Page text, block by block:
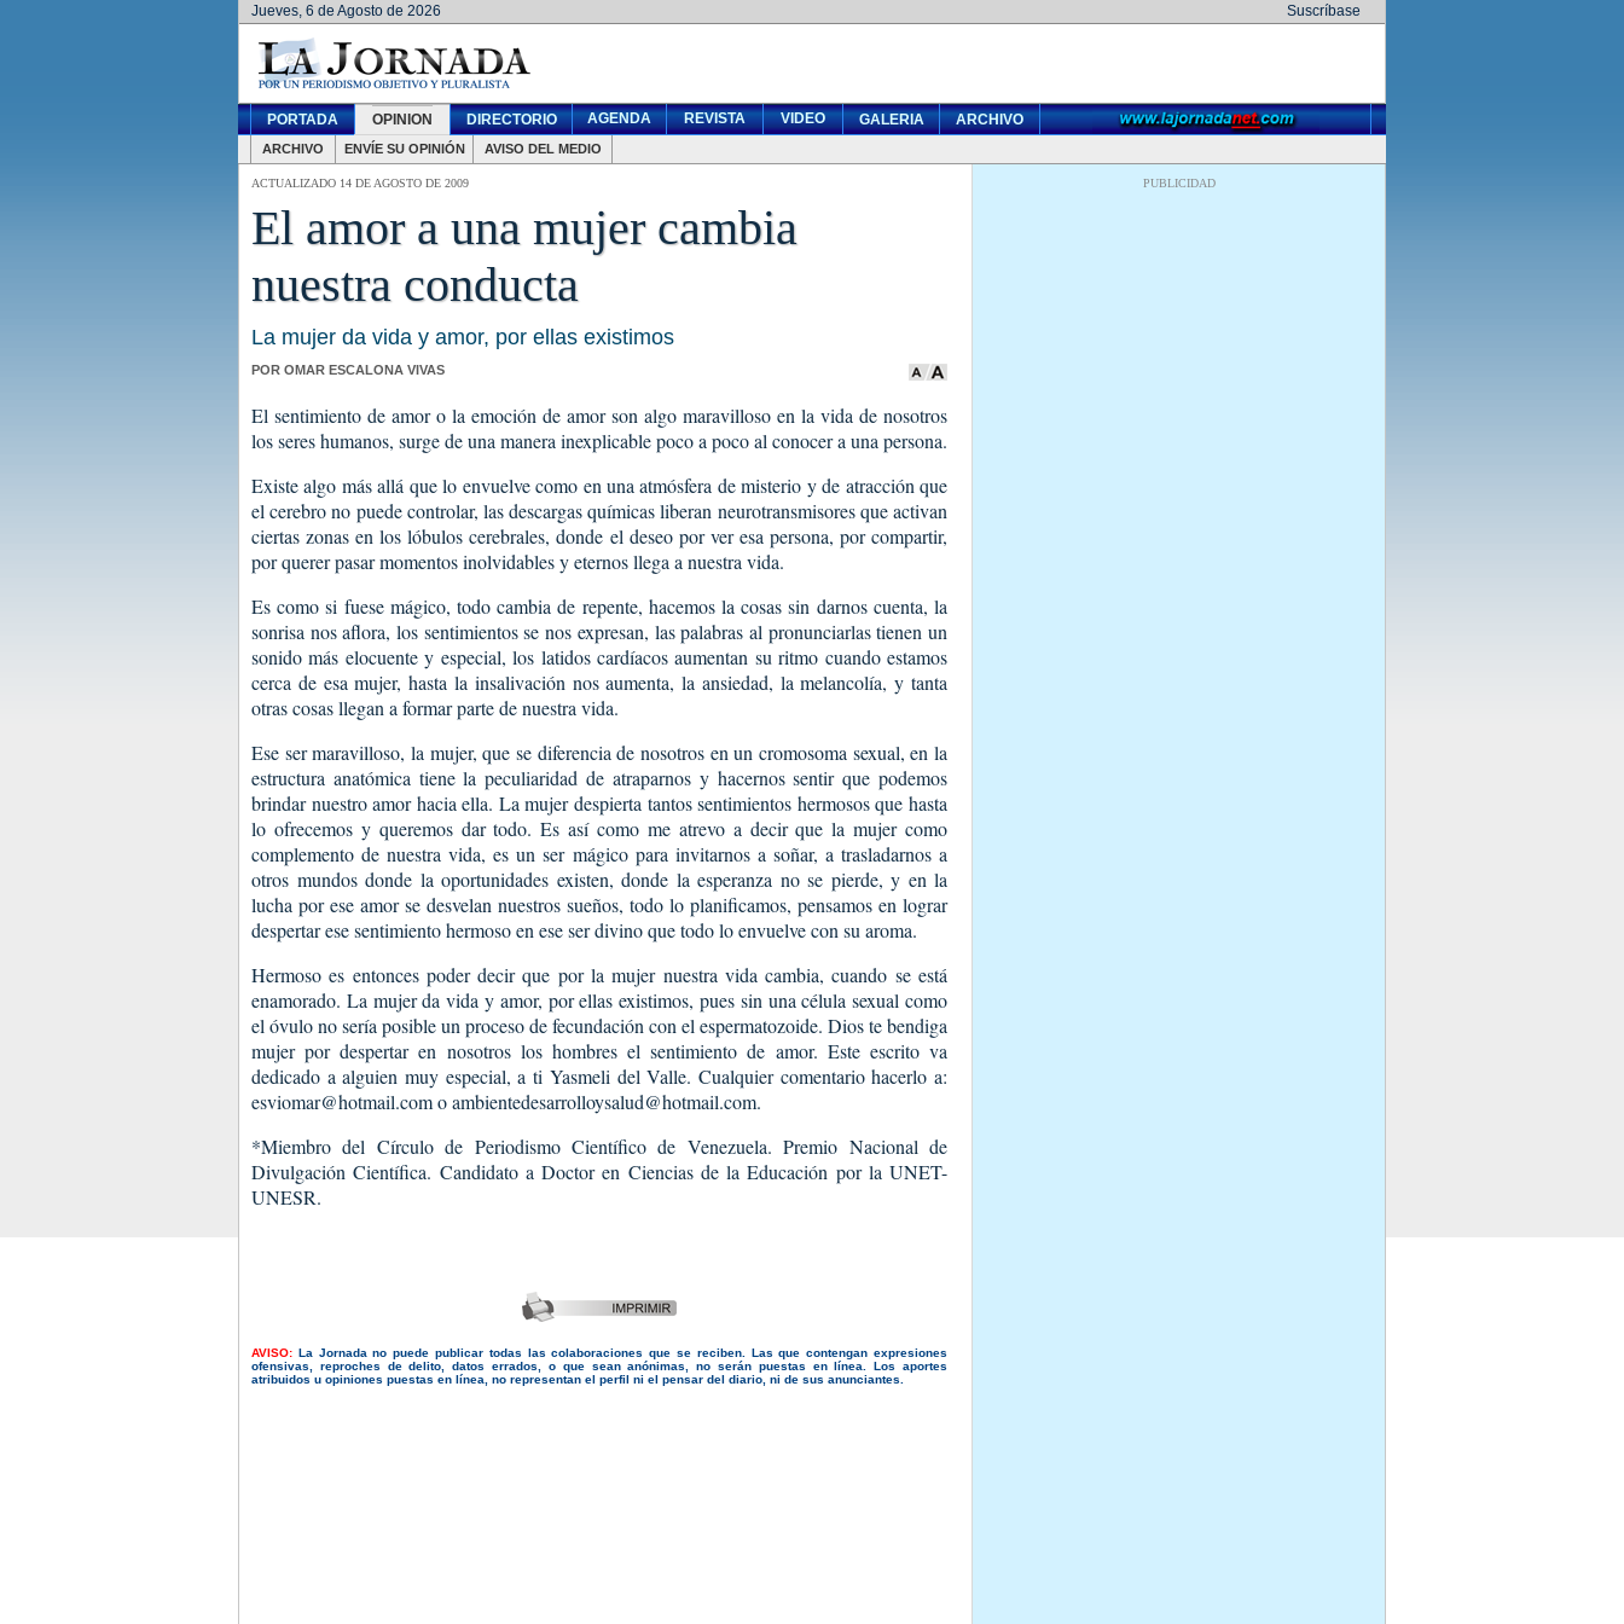
Jueves, 6 de Agosto de 2026 Suscríbase
PORTADA OPINION DIRECTORIO AGENDA REVISTA VIDEO GALERIA ARCHIVO
ARCHIVO ENVÍE SU OPINIÓN AVISO DEL MEDIO
PUBLICIDAD
ACTUALIZADO 14 DE AGOSTO DE 2009
El amor a una mujer cambia
nuestra conducta
La mujer da vida y amor, por ellas existimos
POR OMAR ESCALONA VIVAS
El sentimiento de amor o la emoción de amor son algo maravilloso en la vida de nosotros
los seres humanos, surge de una manera inexplicable poco a poco al conocer a una persona.
Existe algo más allá que lo envuelve como en una atmósfera de misterio y de atracción que
el cerebro no puede controlar, las descargas químicas liberan neurotransmisores que activan
ciertas zonas en los lóbulos cerebrales, donde el deseo por ver esa persona, por compartir,
por querer pasar momentos inolvidables y eternos llega a nuestra vida.
Es como si fuese mágico, todo cambia de repente, hacemos la cosas sin darnos cuenta, la
sonrisa nos aflora, los sentimientos se nos expresan, las palabras al pronunciarlas tienen un
sonido más elocuente y especial, los latidos cardíacos aumentan su ritmo cuando estamos
cerca de esa mujer, hasta la insalivación nos aumenta, la ansiedad, la melancolía, y tanta
otras cosas llegan a formar parte de nuestra vida.
Ese ser maravilloso, la mujer, que se diferencia de nosotros en un cromosoma sexual, en la
estructura anatómica tiene la peculiaridad de atraparnos y hacernos sentir que podemos
brindar nuestro amor hacia ella. La mujer despierta tantos sentimientos hermosos que hasta
lo ofrecemos y queremos dar todo. Es así como me atrevo a decir que la mujer como
complemento de nuestra vida, es un ser mágico para invitarnos a soñar, a trasladarnos a
otros mundos donde la oportunidades existen, donde la esperanza no se pierde, y en la
lucha por ese amor se desvelan nuestros sueños, todo lo planificamos, pensamos en lograr
despertar ese sentimiento hermoso en ese ser divino que todo lo envuelve con su aroma.
Hermoso es entonces poder decir que por la mujer nuestra vida cambia, cuando se está
enamorado. La mujer da vida y amor, por ellas existimos, pues sin una célula sexual como
el óvulo no sería posible un proceso de fecundación con el espermatozoide. Dios te bendiga
mujer por despertar en nosotros los hombres el sentimiento de amor. Este escrito va
dedicado a alguien muy especial, a ti Yasmeli del Valle. Cualquier comentario hacerlo a:
esviomar@hotmail.com o ambientedesarrolloysalud@hotmail.com.
*Miembro del Círculo de Periodismo Científico de Venezuela. Premio Nacional de
Divulgación Científica. Candidato a Doctor en Ciencias de la Educación por la UNET-
UNESR.
AVISO: La Jornada no puede publicar todas las colaboraciones que se reciben. Las que contengan expresiones
ofensivas, reproches de delito, datos errados, o que sean anónimas, no serán puestas en línea. Los aportes
atribuidos u opiniones puestas en línea, no representan el perfil ni el pensar del diario, ni de sus anunciantes.